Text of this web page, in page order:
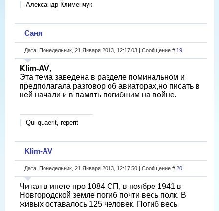
Александр Клименчук
Саня
Дата: Понедельник, 21 Января 2013, 12:17:03 | Сообщение # 19
Klim-AV,
Эта тема заведена в разделе поминальном и
предполагала разговор об авиаторах,но писать в
ней начали и в память погибшим на войне.
Qui quaerit, reperit
Klim-AV
Дата: Понедельник, 21 Января 2013, 12:17:50 | Сообщение # 20
Читал в инете про 1084 СП, в ноябре 1941 в
Новгородской земле погиб почти весь полк. В
живых оставалось 125 человек. Погиб весь